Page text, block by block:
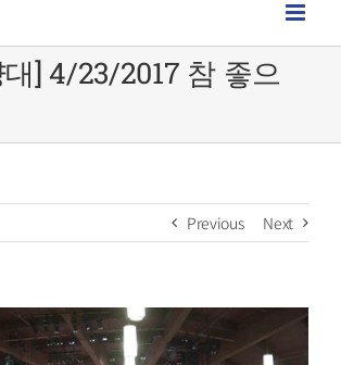
] 4/23/2017 참 좋으
Previous Next